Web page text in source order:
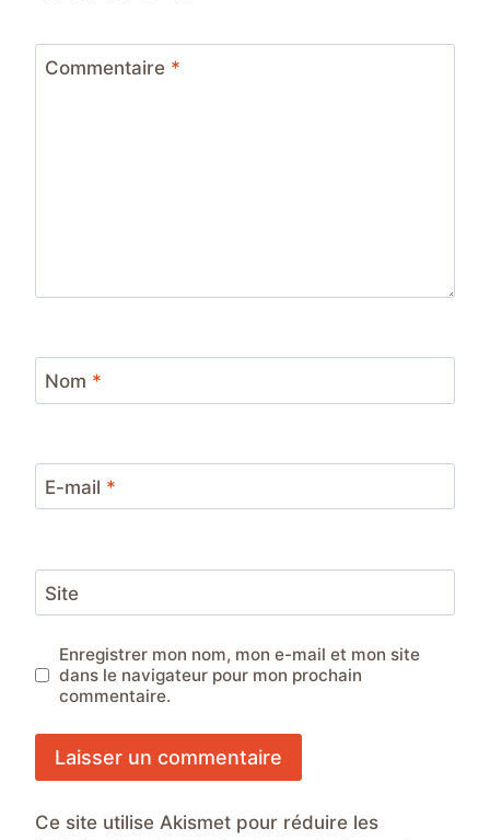
Commentaire *
Nom *
E-mail *
Site
Enregistrer mon nom, mon e-mail et mon site
dans le navigateur pour mon prochain
commentaire.
Ce site utilise Akismet pour réduire les